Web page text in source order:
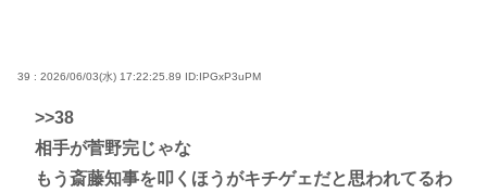
39 : 2026/06/03(水) 17:22:25.89 ID:IPGxP3uPM
>>38
相手が菅野完じゃな
もう斎藤知事を叩くほうがキチゲェだと思われてるわ